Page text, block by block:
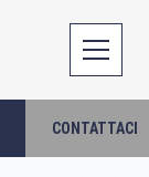
CONTATTACI